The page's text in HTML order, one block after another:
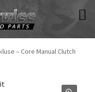
– Core Manual Clutch